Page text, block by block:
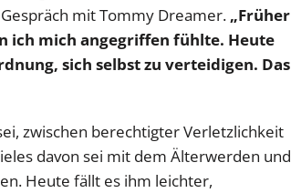
mit Tommy Dreamer. „Früher
ich mich angegriffen fühlte. Heute
sich selbst zu verteidigen. Das
zwischen berechtigter Verletzlichkeit
davon sei mit dem Älterwerden und
Heute fällt es ihm leichter,